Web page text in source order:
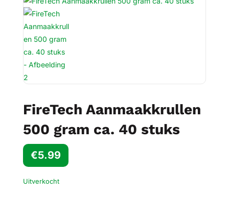
FireTech Aanmaakkrullen
500 gram ca. 40 stuks
€5.99
Uitverkocht